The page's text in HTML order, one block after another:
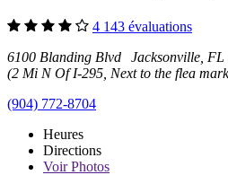
4 143 évaluations
6100 Blanding Blvd Jacksonville, FL
(2 Mi N Of I-295, Next to the flea
(904) 772-8704
Heures
Directions
VoirPhotos